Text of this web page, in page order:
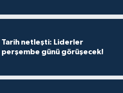
Tarih netleşti: Liderler
perşembe günü görüşecek!